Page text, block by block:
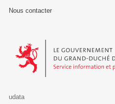
Nous contacter
Le Gouvernement du Grand-
udata